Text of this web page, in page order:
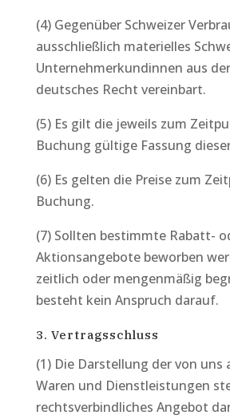
(4) Gegenüber Schweizer
ausschließlich materielles
Unternehmerkundinnen aus
deutsches Recht vereinbart.
(5) Es gilt die jeweils zum
Buchung gültige Fassung
(6) Es gelten die Preise zum
Buchung.
(7) Sollten bestimmte Rabatt-
Aktionsangebote beworben
zeitlich oder mengenmäßig
besteht kein Anspruch darauf.
3. Vertragsschluss
(1) Die Darstellung der von uns
Waren und Dienstleistungen
rechtsverbindliches Angebot